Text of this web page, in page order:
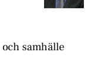
samhälle